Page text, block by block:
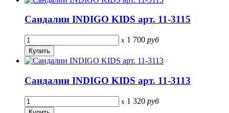
Сандалии INDIGO KIDS арт. 11-3115
x 1 700 руб
Сандалии INDIGO KIDS арт. 11-3113
x 1 320 руб